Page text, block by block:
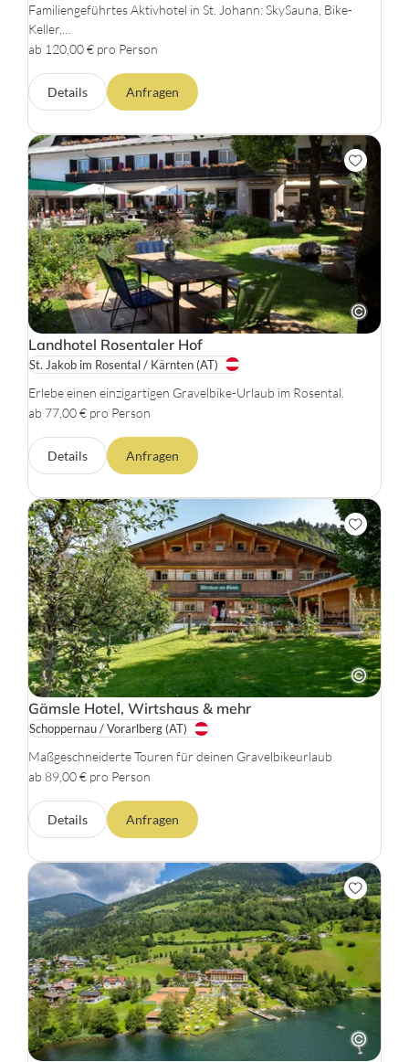
Familiengeführtes Aktivhotel in St. Johann: SkySauna, Bike-
Keller,…
ab 120,00 € pro Person
Details Anfragen
Landhotel Rosentaler Hof
St. Jakob im Rosental / Kärnten (AT)
Erlebe einen einzigartigen Gravelbike-Urlaub im Rosental.
ab 77,00 € pro Person
Details Anfragen
Gämsle Hotel, Wirtshaus & mehr
Schoppernau / Vorarlberg (AT)
Maßgeschneiderte Touren für deinen Gravelbikeurlaub
ab 89,00 € pro Person
Details Anfragen